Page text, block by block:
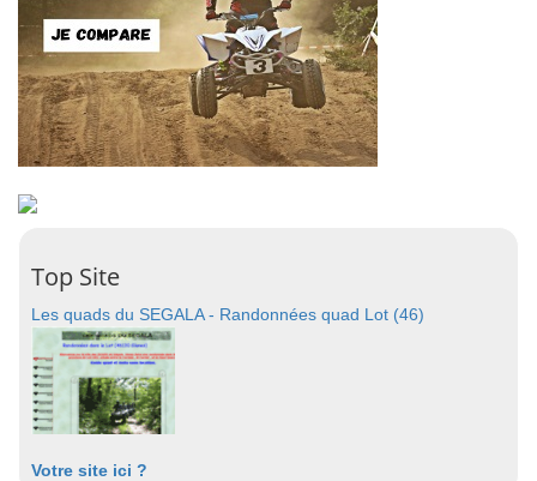
Top Site
Les quads du SEGALA - Randonnées quad Lot (46)
Votre site ici ?